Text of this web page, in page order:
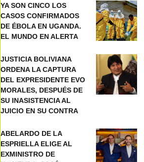
YA SON CINCO LOS
CASOS CONFIRMADOS
DE ÉBOLA EN UGANDA.
EL MUNDO EN ALERTA
JUSTICIA BOLIVIANA
ORDENA LA CAPTURA
DEL EXPRESIDENTE EVO
MORALES, DESPUÉS DE
SU INASISTENCIA AL
JUICIO EN SU CONTRA
ABELARDO DE LA
ESPRIELLA ELIGE AL
EXMINISTRO DE